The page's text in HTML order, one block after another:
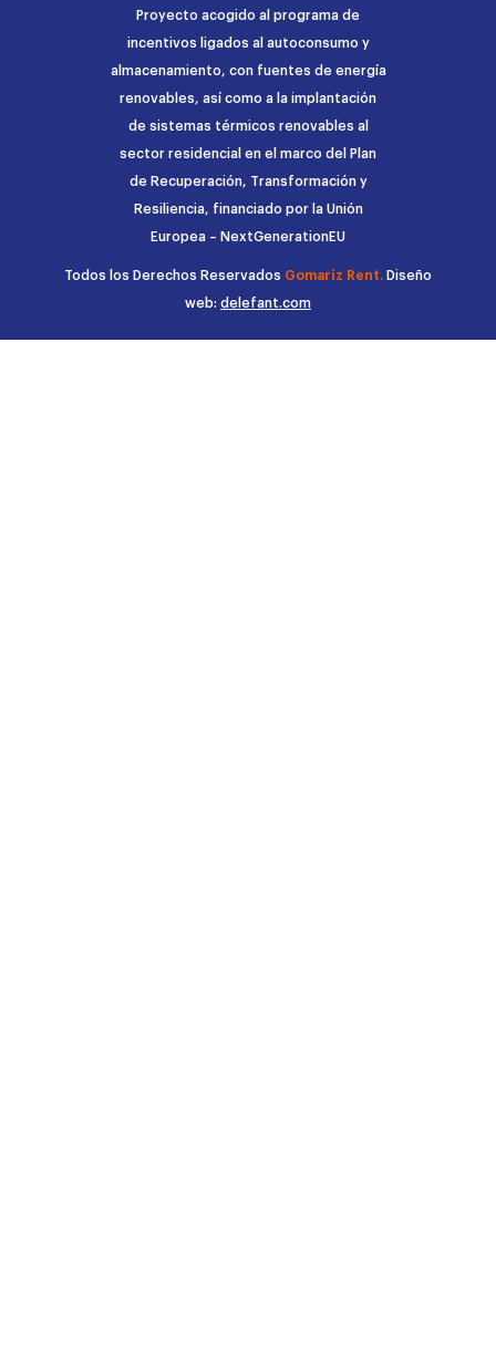
Proyecto acogido al programa de
incentivos ligados al autoconsumo y
almacenamiento, con fuentes de energía
renovables, así como a la implantación
de sistemas térmicos renovables al
sector residencial en el marco del Plan
de Recuperación, Transformación y
Resiliencia, financiado por la Unión
Europea – NextGenerationEU
Todos los Derechos Reservados Gomariz Rent. Diseño
web: delefant.com